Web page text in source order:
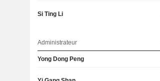
Si Ting Li
Administrateur
Yong Dong Peng